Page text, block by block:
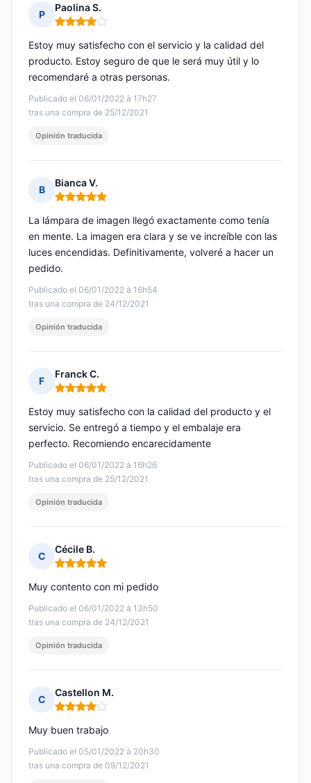
P
Paolina S.
Nota: 4 de 5
Publicado el 06/01/2022 à 17h27
tras una compra de 25/12/2021
Estoy muy satisfecho con el servicio y la calidad del
producto. Estoy seguro de que le será muy útil y lo
recomendaré a otras personas.
Opinión traducida
B
Bianca V.
Nota: 5 de 5
Publicado el 06/01/2022 à 16h54
tras una compra de 24/12/2021
La lámpara de imagen llegó exactamente como tenía
en mente. La imagen era clara y se ve increíble con las
luces encendidas. Definitivamente, volveré a hacer un
pedido.
Opinión traducida
F
Franck C.
Nota: 5 de 5
Publicado el 06/01/2022 à 16h26
tras una compra de 25/12/2021
Estoy muy satisfecho con la calidad del producto y el
servicio. Se entregó a tiempo y el embalaje era
perfecto. Recomiendo encarecidamente
Opinión traducida
C
Cécile B.
Nota: 5 de 5
Publicado el 06/01/2022 à 13h50
tras una compra de 24/12/2021
Muy contento con mi pedido
Opinión traducida
C
Castellon M.
Nota: 4 de 5
Publicado el 05/01/2022 à 20h30
tras una compra de 09/12/2021
Muy buen trabajo